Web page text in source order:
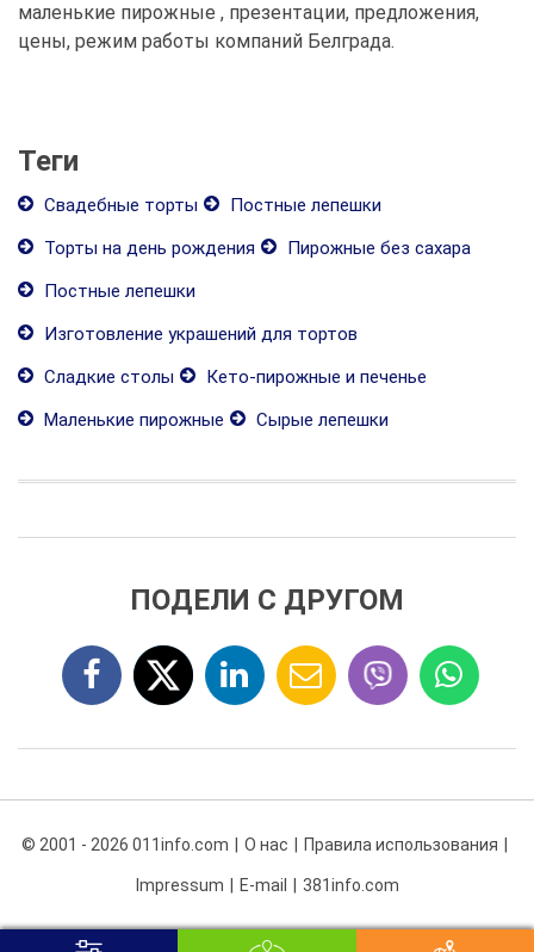
маленькие пирожные , презентации, предложения,
цены, режим работы компаний Белграда.
Теги
Свадебные торты
Постные лепешки
Торты на день рождения
Пирожные без сахара
Постные лепешки
Изготовление украшений для тортов
Сладкие столы
Кето-пирожные и печенье
Маленькие пирожные
Сырые лепешки
ПОДЕЛИ С ДРУГОМ
© 2001 - 2026 011info.com О нас Правила использования
Impressum E-mail 381info.com